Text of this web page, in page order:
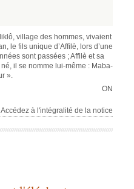
village des hommes, vivaient
le fils unique d’Affilè, lors d’une
sont passées ; Affilè et sa
il se nomme lui-même : Maba-
».
ON
Accédez à l'intégralité de la notice